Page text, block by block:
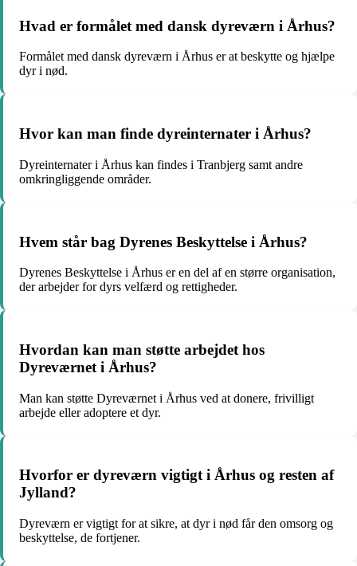
Hvad er formålet med dansk dyreværn i Århus?
Formålet med dansk dyreværn i Århus er at beskytte og hjælpe
dyr i nød.
Hvor kan man finde dyreinternater i Århus?
Dyreinternater i Århus kan findes i Tranbjerg samt andre
omkringliggende områder.
Hvem står bag Dyrenes Beskyttelse i Århus?
Dyrenes Beskyttelse i Århus er en del af en større organisation,
der arbejder for dyrs velfærd og rettigheder.
Hvordan kan man støtte arbejdet hos
Dyreværnet i Århus?
Man kan støtte Dyreværnet i Århus ved at donere, frivilligt
arbejde eller adoptere et dyr.
Hvorfor er dyreværn vigtigt i Århus og resten af
Jylland?
Dyreværn er vigtigt for at sikre, at dyr i nød får den omsorg og
beskyttelse, de fortjener.